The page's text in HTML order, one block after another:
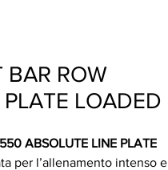
BAR ROW
LOADED
ABSOLUTE LINE PLATE
per l’allenamento intenso e